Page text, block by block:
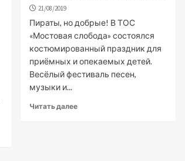
21/08/2019
Пираты, но добрые! В ТОС
«Мостовая слобода» состоялся
костюмированный праздник для
приёмных и опекаемых детей.
Весёлый фестиваль песен,
музыки и...
Читать далее